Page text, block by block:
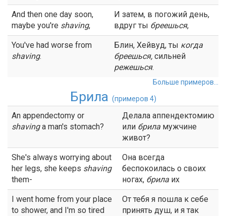
And then one day soon,
maybe you're shaving,
И затем, в погожий день,
вдруг ты бреешься,
You've had worse from
shaving.
Блин, Хейвуд, ты когда
бреешься, сильней
режешься.
Больше примеров...
Брила (примеров 4)
An appendectomy or
shavinga man's stomach?
Делала аппендектомию
или брила мужчине
живот?
She's always worrying about
her legs, she keeps shaving
them-
Она всегда
беспокоилась о своих
ногах, брила их
I went home from your place
to shower, and I'm so tired
От тебя я пошла к себе
принять душ, и я так